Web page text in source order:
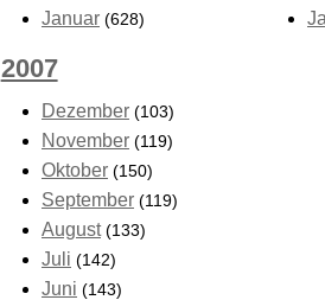
Januar (628)
2007
Dezember (103)
November (119)
Oktober (150)
September (119)
August (133)
Juli (142)
Juni (143)